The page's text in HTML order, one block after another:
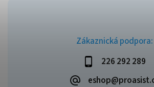
Zákaznická podpora:
226 292 289